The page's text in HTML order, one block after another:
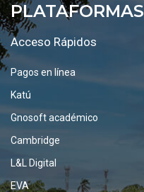
PLATAFORMAS
Acceso Rápidos
Pagos en línea
Katú
Gnosoft académico
Cambridge
L&L Digital
EVA